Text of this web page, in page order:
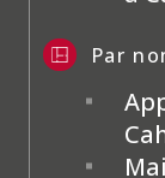
Par